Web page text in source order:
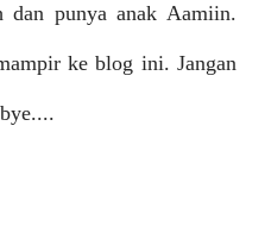
dan punya anak Aamiin.
ke blog ini. Jangan